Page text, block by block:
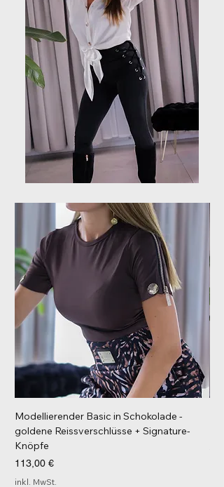
Modellierender Basic in Schokolade -
goldene Reissverschlüsse + Signature-
Knöpfe
Preis
113,00 €
inkl. MwSt.